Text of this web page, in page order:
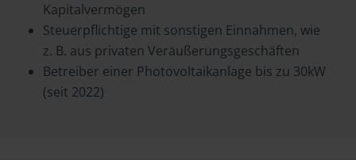
Kapitalvermögen
Steuerpflichtige mit sonstigen Einnahmen, wie
z. B. aus privaten Veräußerungsgeschäften
Betreiber einer Photovoltaikanlage bis zu 30kW
(seit 2022)